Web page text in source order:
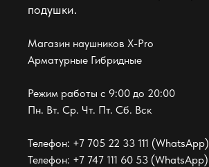
подушки.
Магазин наушников X-Pro
Арматурные Гибридные
Режим работы с 9:00 до 20:00
Пн. Вт. Ср. Чт. Пт. Сб. Вск
Телефон: +7 705 22 33 111 (WhatsApp)
Телефон: +7 747 111 60 53 (WhatsApp)